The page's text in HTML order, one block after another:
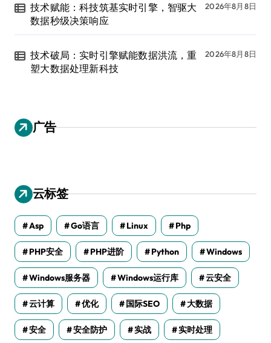
技术赋能：科技筑基实时引擎，智驱大
数据秒级决策响应
2026年8月8日
技术破局：实时引擎赋能数据洪流，重
塑大数据处理新科技
2026年8月8日
广告
云标签
Asp Go语言 Linux Php
PHP安全 PHP进阶 Python Windows
Windows服务器 Windows运行库 云安全
云计算 优化 国际SEO 大数据
安全 安全防护 实战 实时处理